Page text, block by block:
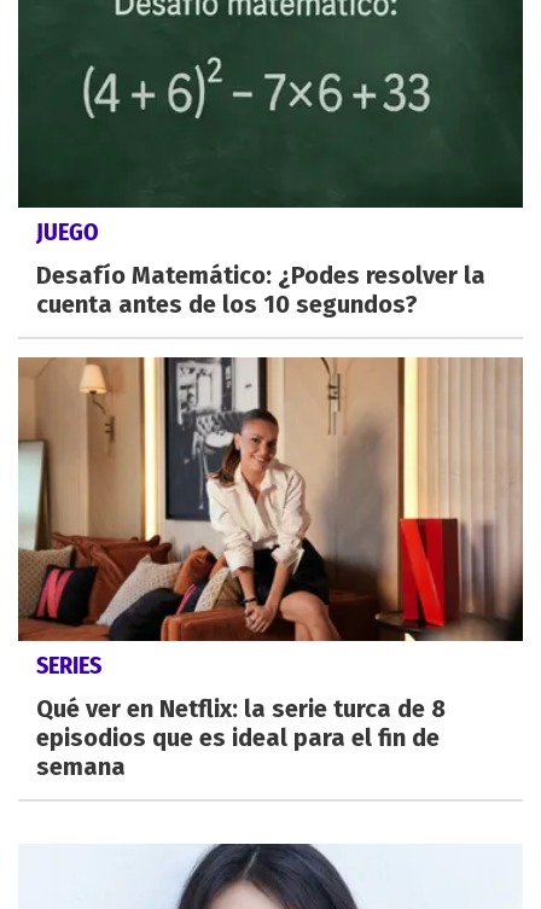
JUEGO
Desafío Matemático: ¿Podes resolver la
cuenta antes de los 10 segundos?
SERIES
Qué ver en Netflix: la serie turca de 8
episodios que es ideal para el fin de
semana